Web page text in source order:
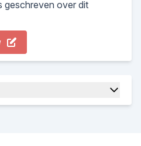
geschreven over dit